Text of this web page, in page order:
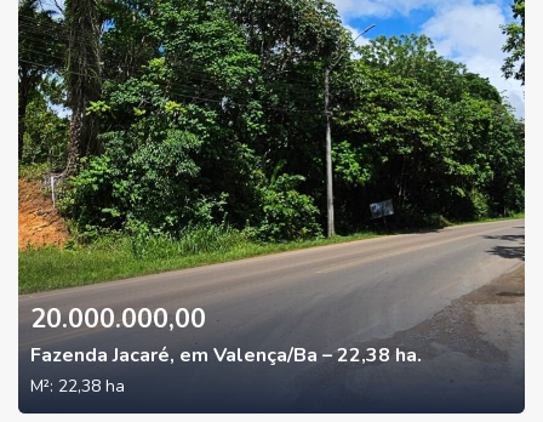
20.000.000,00
Fazenda Jacaré, em Valença/Ba – 22,38 ha.
M²: 22,38 ha